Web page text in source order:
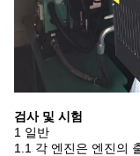
검사 및 시험
1 일반
1.1 각 엔진은 엔진의